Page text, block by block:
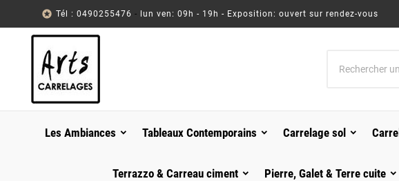
 Tél : 0490255476 - lun ven: 09h - 19h - Exposition: ouvert sur rendez-vous
Les Ambiances Tableaux Contemporains Carrelage sol
Terrazzo & Carreau ciment Pierre, Galet & Terre cuite